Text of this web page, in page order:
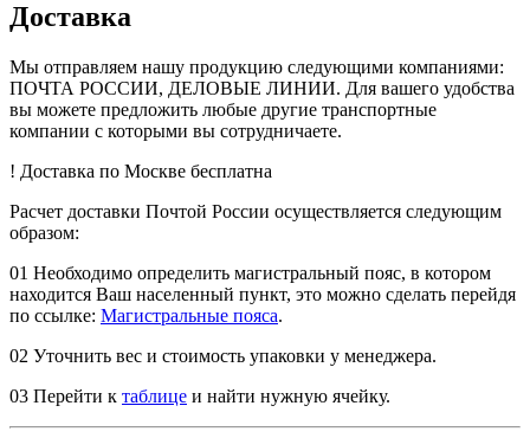
Доставка
Мы отправляем нашу продукцию следующими компаниями:
ПОЧТА РОССИИ, ДЕЛОВЫЕ ЛИНИИ. Для вашего удобства
вы можете предложить любые другие транспортные
компании с которыми вы сотрудничаете.
! Доставка по Москве бесплатна
Расчет доставки Почтой России осуществляется следующим
образом:
01 Необходимо определить магистральный пояс, в котором
находится Ваш населенный пункт, это можно сделать перейдя
по ссылке: Магистральные пояса.
02 Уточнить вес и стоимость упаковки у менеджера.
03 Перейти к таблице и найти нужную ячейку.